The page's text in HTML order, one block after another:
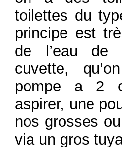
toilettes du
principe est
de l’eau de
cuvette,
pompe a 2
aspirer, une
nos grosses
via un gros